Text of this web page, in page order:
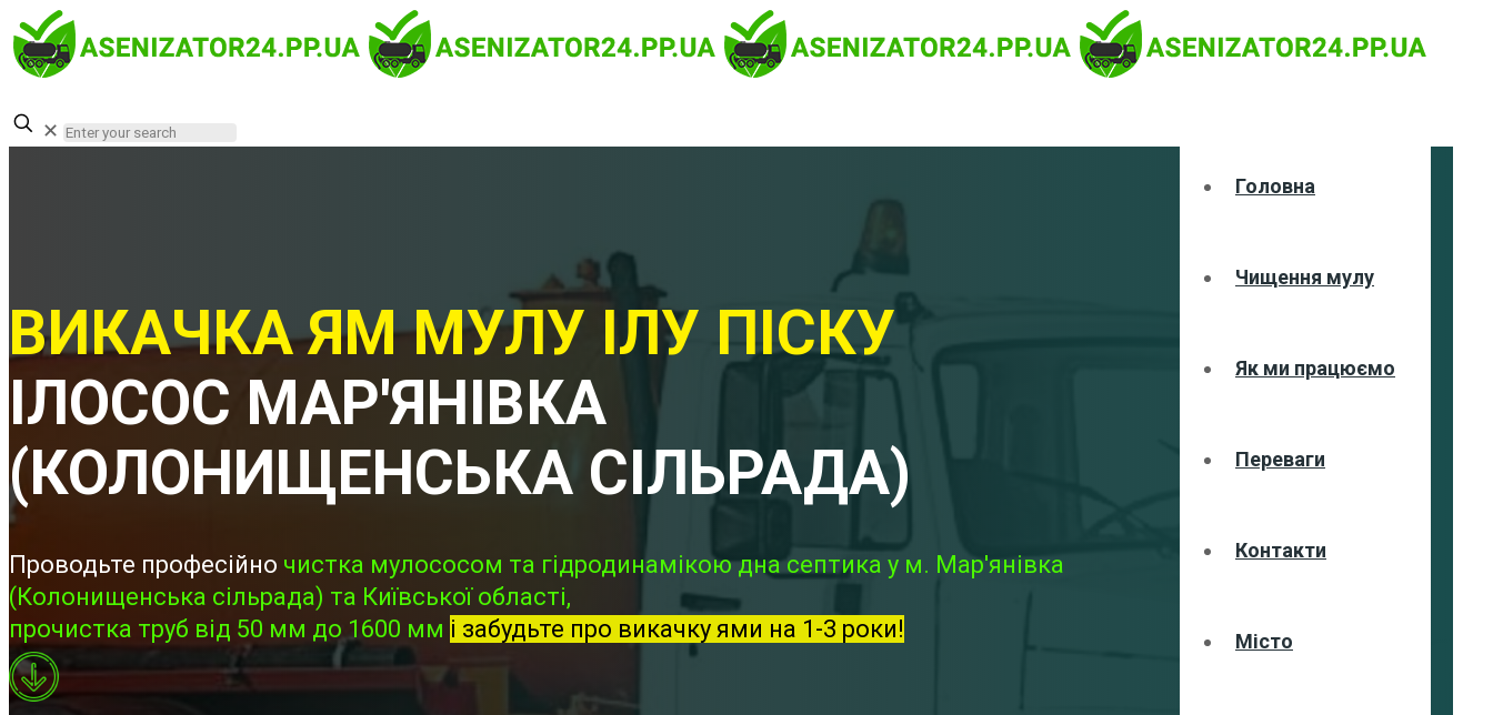
Головна
Чищення мулу
Як ми працюємо
Переваги
Контакти
Місто
✕
ВИКАЧКА ЯМ МУЛУ ІЛУ ПІСКУ
ІЛОСОС МАР'ЯНІВКА
(КОЛОНИЩЕНСЬКА СІЛЬРАДА)
Проводьте професійно чистка мулососом та гідродинамікою дна септика у м. Мар'янівка
(Колонищенська сільрада) та Київської області,
прочистка труб від 50 мм до 1600 мм і забудьте про викачку ями на 1-3 роки!